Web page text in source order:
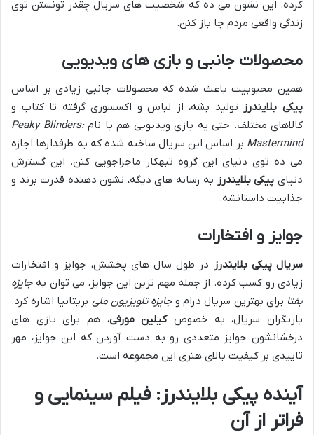
کرده. این نشون می ده که شخصیت های سریال چقدر تونستن توی
زندگی واقعی مردم جا باز کنن.
محصولات جانبی و بازی های ویدیویی
همین محبوبیت باعث شده که محصولات جانبی زیادی بر اساس
پیکی بلایندرز تولید بشه، از لباس و اکسسوری گرفته تا کتاب و
کالاهای مختلف. حتی یه بازی ویدیویی هم با نامPeaky Blinders:
Mastermind بر اساس این سریال ساخته شده که به طرفدارها اجازه
می ده توی دنیای این گروه تبهکار ماجراجویی کنن. این گسترش
دنیای پیکی بلایندرز به رسانه های دیگه، نشون دهنده قدرت برند و
جذابیت داستانشه.
جوایز و افتخارات
سریال پیکی بلایندرز در طول سال های پخشش، جوایز و افتخارات
زیادی رو کسب کرده. از جمله مهم ترین این جوایز، می توان به جایزه
بفتا برای بهترین سریال درام وجایزه تلویزیون ملی بریتانیا اشاره کرد.
بازیگران سریال، به خصوصکیلین مورفی، هم برای بازی های
درخشانشون جوایز متعددی رو به دست آوردن که این جوایز، مهر
تاییدی بر کیفیت بالای هنری این مجموعه است.
آینده پیکی بلایندرز: فیلم سینمایی و
فراتر از آن